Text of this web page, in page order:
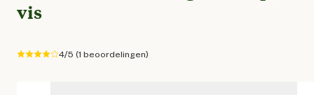
vis
4/5 (1 beoordelingen)